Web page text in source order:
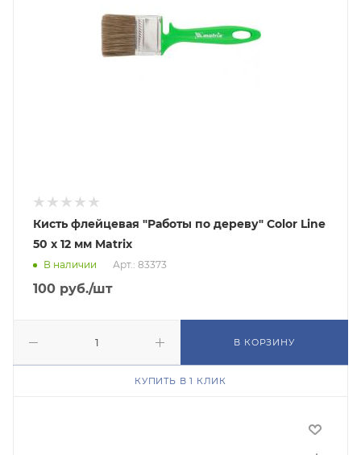
Кисть флейцевая "Работы по дереву" Color Line
50 х 12 мм Matrix
В наличии Арт.: 83373
100 руб./шт
В КОРЗИНУ
КУПИТЬ В 1 КЛИК